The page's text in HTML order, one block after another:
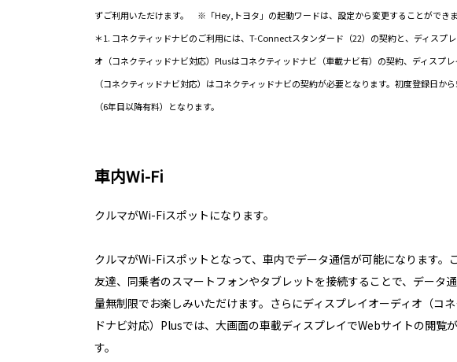
ずご利用いただけます。 ※「Hey,トヨタ」の起動ワードは、設定から変更することができま
＊1. コネクティッドナビのご利用には、T-Connectスタンダード（22）の契約と、ディスプ
オ（コネクティッドナビ対応）Plusはコネクティッドナビ（車載ナビ有）の契約、ディスプレ
（コネクティッドナビ対応）はコネクティッドナビの契約が必要となります。初度登録日か
（6年目以降有料）となります。
車内Wi-Fi
クルマがWi-Fi️スポットになります。
クルマがWi-Fiスポットとなって、車内でデータ通信が可能になります。
友達、同乗者のスマートフォンやタブレットを接続することで、データ
量無制限でお楽しみいただけます。さらにディスプレイオーディオ（コ
ドナビ対応）Plusでは、大画面の車載ディスプレイでWebサイトの閲覧
す。